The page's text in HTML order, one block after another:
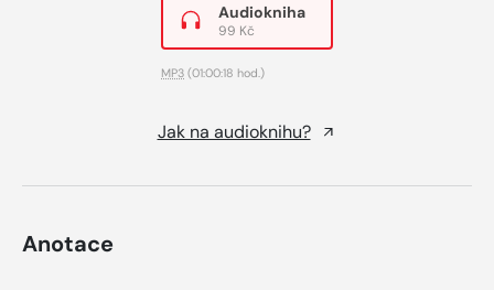
Audiokniha
99 Kč
MP3 (01:00:18 hod.)
Jak na audioknihu?
Anotace